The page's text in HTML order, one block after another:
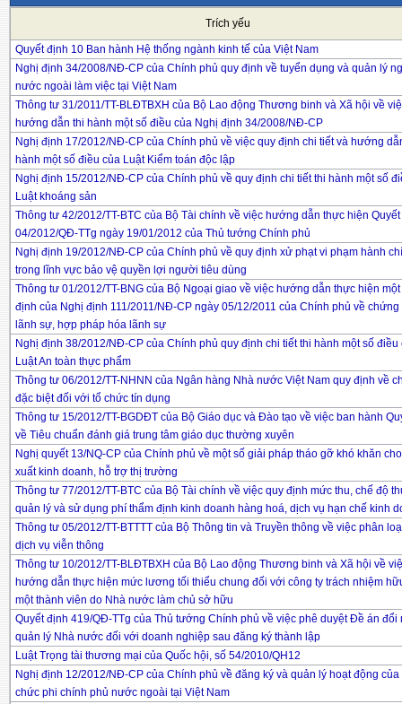
Trích yếu
Quyết định 10 Ban hành Hệ thống ngành kinh tế của Việt Nam
Nghị định 34/2008/NĐ-CP của Chính phủ quy định về tuyển dụng và quản lý
nước ngoài làm việc tại Việt Nam
Thông tư 31/2011/TT-BLĐTBXH của Bộ Lao động Thương binh và Xã hội về
hướng dẫn thi hành một số điều của Nghị định 34/2008/NĐ-CP
Nghị định 17/2012/NĐ-CP của Chính phủ về việc quy định chi tiết và hướng
hành một số điều của Luật Kiểm toán độc lập
Nghị định 15/2012/NĐ-CP của Chính phủ về quy định chi tiết thi hành một số
Luật khoáng sản
Thông tư 42/2012/TT-BTC của Bộ Tài chính về việc hướng dẫn thực hiện
04/2012/QĐ-TTg ngày 19/01/2012 của Thủ tướng Chính phủ
Nghị định 19/2012/NĐ-CP của Chính phủ về quy định xử phạt vi phạm hành
trong lĩnh vực bảo vệ quyền lợi người tiêu dùng
Thông tư 01/2012/TT-BNG của Bộ Ngoại giao về việc hướng dẫn thực hiện
định của Nghị định 111/2011/NĐ-CP ngày 05/12/2011 của Chính phủ về chứng
lãnh sự, hợp pháp hóa lãnh sự
Nghị định 38/2012/NĐ-CP của Chính phủ quy định chi tiết thi hành một số điều
Luật An toàn thực phẩm
Thông tư 06/2012/TT-NHNN của Ngân hàng Nhà nước Việt Nam quy định về
đặc biệt đối với tổ chức tín dụng
Thông tư 15/2012/TT-BGDĐT của Bộ Giáo dục và Đào tạo về việc ban hành
về Tiêu chuẩn đánh giá trung tâm giáo dục thường xuyên
Nghị quyết 13/NQ-CP của Chính phủ về một số giải pháp tháo gỡ khó khăn
xuất kinh doanh, hỗ trợ thị trường
Thông tư 77/2012/TT-BTC của Bộ Tài chính về việc quy định mức thu, chế độ
quản lý và sử dụng phí thẩm định kinh doanh hàng hoá, dịch vụ hạn chế kinh
Thông tư 05/2012/TT-BTTTT của Bộ Thông tin và Truyền thông về việc phân
dịch vụ viễn thông
Thông tư 10/2012/TT-BLĐTBXH của Bộ Lao động Thương binh và Xã hội về
hướng dẫn thực hiện mức lương tối thiểu chung đối với công ty trách nhiệm
một thành viên do Nhà nước làm chủ sở hữu
Quyết định 419/QĐ-TTg của Thủ tướng Chính phủ về việc phê duyệt Đề án đổi
quản lý Nhà nước đối với doanh nghiệp sau đăng ký thành lập
Luật Trọng tài thương mại của Quốc hội, số 54/2010/QH12
Nghị định 12/2012/NĐ-CP của Chính phủ về đăng ký và quản lý hoạt động của
chức phi chính phủ nước ngoài tại Việt Nam